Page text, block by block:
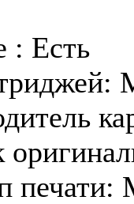
: Есть
печати: